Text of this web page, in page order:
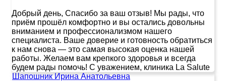
Добрый день, Спасибо за ваш отзыв! Мы рады, что
приём прошёл комфортно и вы остались довольны
вниманием и профессионализмом нашего
специалиста. Ваше доверие и готовность обратиться
к нам снова — это самая высокая оценка нашей
работы. Желаем вам крепкого здоровья и всегда
будем рады помочь! С уважением, клиника La Salute
Шапошник Ирина Анатольевна